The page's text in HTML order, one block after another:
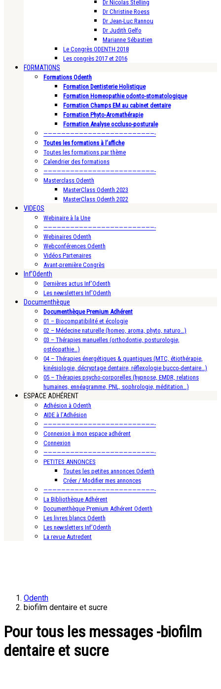
Dr Nicolas Stelling
Dr Christine Roess
Dr Jean-Luc Rannou
Dr Judith Gelfo
Marianne Sébastien
Le Congrès ODENTH 2018
Les congrès 2017 et 2016
FORMATIONS
Formations Odenth
Formation Dentisterie Holistique
Formation Homeopathie odonto-stomatologique
Formation Champs EM au cabinet dentaire
Formation Phyto-Aromathérapie
Formation Analyse occluso-posturale
—————————————————————————-
Toutes les formations à l’affiche
Toutes les formations par thème
Calendrier des formations
—————————————————————————-
Masterclass Odenth
MasterClass Odenth 2023
MasterClass Odenth 2022
VIDEOS
Webinaire à la Une
—————————————————————————-
Webinaires Odenth
Webconférences Odenth
Vidéos Partenaires
Avant-première Congrès
Inf’Odenth
Dernières actus Inf’Odenth
Les newsletters Inf’Odenth
Documenthèque
Documenthèque Premium Adhérent
01 – Biocompatibilité et écologie
02 – Médecine naturelle (homeo, aroma, phyto, naturo…)
03 – Thérapies manuelles (orthodontie, posturologie,
ostéopathie…)
04 – Thérapies énergétiques & quantiques (MTC, étiothérapie,
kinésiologie, décryptage dentaire, réflexologie bucco-dentaire…)
05 – Thérapies psycho-corporelles (hypnose, EMDR, relations
humaines, ennéagramme, PNL, sophrologie, méditation…)
ESPACE ADHÉRENT
Adhésion à Odenth
AIDE à l’Adhésion
—————————————————————————-
Connexion à mon espace adhérent
Connexion
—————————————————————————-
PETITES ANNONCES
Toutes les petites annonces Odenth
Créer / Modifier mes annonces
—————————————————————————-
La Bibliothèque Adhérent
Documenthèque Premium Adhérent Odenth
Les livres blancs Odenth
Les newsletters Inf’Odenth
La revue Autredent
Odenth
biofilm dentaire et sucre
Pour tous les messages -biofilm
dentaire et sucre